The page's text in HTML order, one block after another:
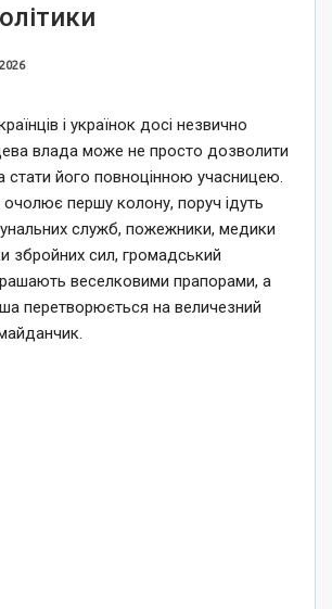
і українок досі незвично
влада може не просто дозволити
стати його повноцінною учасницею.
першу колону, поруч ідуть
служб, пожежники, медики
збройних сил, громадський
веселковими прапорами, а
перетворюється на величезний